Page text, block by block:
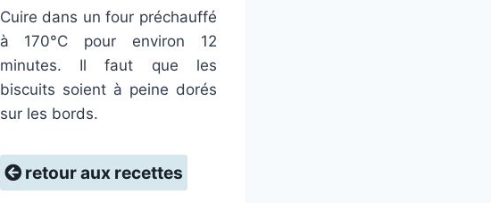
Cuire dans un four préchauffé
à 170°C pour environ 12
minutes. Il faut que les
biscuits soient à peine dorés
sur les bords.
retour aux recettes